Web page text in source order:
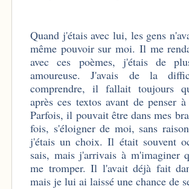
Quand j'étais avec lui, les gens
même pouvoir sur moi. Il me
avec ces poèmes, j'étais de
amoureuse. J'avais de la
comprendre, il fallait toujours
après ces textos avant de penser
Parfois, il pouvait être dans mes
fois, s'éloigner de moi, sans
j'étais un choix. Il était souvent
sais, mais j'arrivais à m'imaginer
me tromper. Il l'avait déjà fait
mais je lui ai laissé une chance de